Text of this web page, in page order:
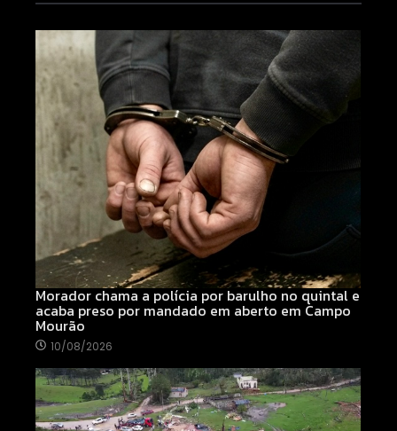
Morador chama a polícia por barulho no quintal e
acaba preso por mandado em aberto em Campo
Mourão
10/08/2026